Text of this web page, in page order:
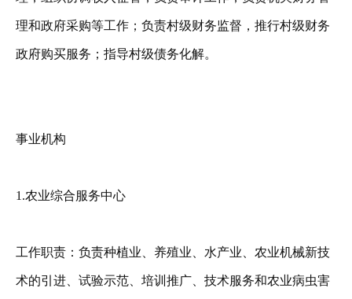
理和政府采购等工作；负责村级财务监督，推行村级财务
政府购买服务；指导村级债务化解。
事业机构
1.农业综合服务中心
工作职责：负责种植业、养殖业、水产业、农业机械新技
术的引进、试验示范、培训推广、技术服务和农业病虫害